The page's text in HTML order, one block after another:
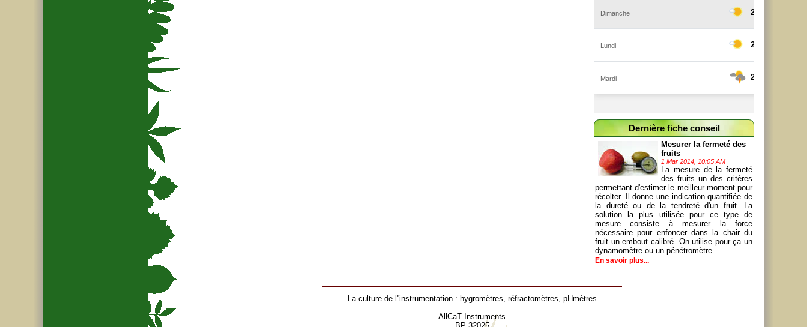
Dernière fiche conseil
Mesurer la fermeté des
fruits
1 Mar 2014, 10:05 AM
La mesure de la fermeté
des fruits un des critères
permettant d'estimer le meilleur moment pour
récolter. Il donne une indication quantifiée de
la dureté ou de la tendreté d'un fruit. La
solution la plus utilisée pour ce type de
mesure consiste à mesurer la force
nécessaire pour enfoncer dans la chair du
fruit un embout calibré. On utilise pour ça un
dynamomètre ou un pénétromètre.
En savoir plus...
La culture de l''instrumentation : hygromètres, réfractomètres, pHmètres
AllCaT Instruments